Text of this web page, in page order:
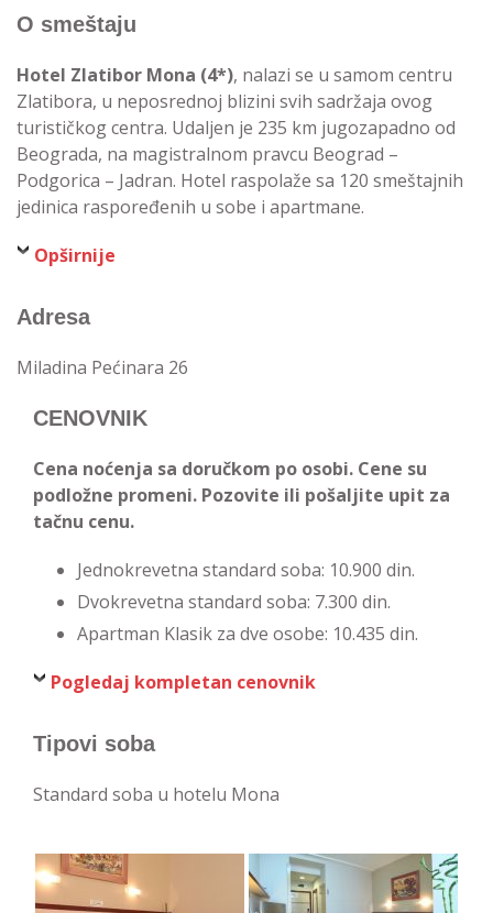
O smeštaju
Hotel Zlatibor Mona (4*), nalazi se u samom centru
Zlatibora, u neposrednoj blizini svih sadržaja ovog
turističkog centra. Udaljen je 235 km jugozapadno od
Beograda, na magistralnom pravcu Beograd –
Podgorica – Jadran. Hotel raspolaže sa 120 smeštajnih
jedinica raspoređenih u sobe i apartmane.
Opširnije
Adresa
Miladina Pećinara 26
CENOVNIK
Cena noćenja sa doručkom po osobi. Cene su
podložne promeni. Pozovite ili pošaljite upit za
tačnu cenu.
Jednokrevetna standard soba: 10.900 din.
Dvokrevetna standard soba: 7.300 din.
Apartman Klasik za dve osobe: 10.435 din.
Pogledaj kompletan cenovnik
Tipovi soba
Standard soba u hotelu Mona